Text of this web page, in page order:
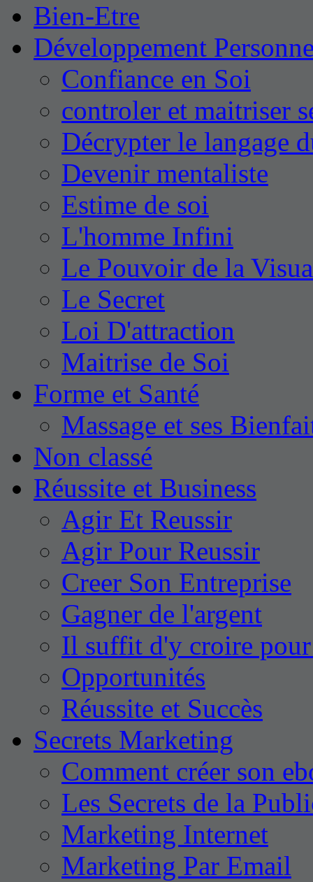
Bien-Etre
Développement
Confiance en Soi
controler et maitriser
Décrypter le langage
Devenir mentaliste
Estime de soi
L'homme Infini
Le Pouvoir de la
Le Secret
Loi D'attraction
Maitrise de Soi
Forme et Santé
Massage et ses
Non classé
Réussite et Business
Agir Et Reussir
Agir Pour Reussir
Creer Son Entreprise
Gagner de l'argent
Il suffit d'y croire
Opportunités
Réussite et Succès
Secrets Marketing
Comment créer son
Les Secrets de la
Marketing Internet
Marketing Par Email